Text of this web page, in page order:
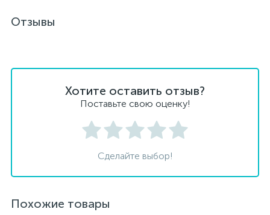
Отзывы
Хотите оставить отзыв?
Поставьте свою оценку!
Сделайте выбор!
Похожие товары